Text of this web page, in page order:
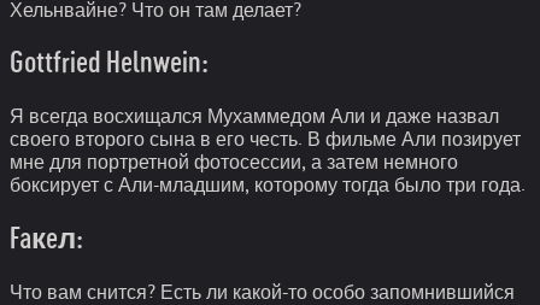
Хельнвайне? Что он там делает?
Gottfried Helnwein:
Я всегда восхищался Мухаммедом Али и даже назвал
своего второго сына в его честь. В фильме Али позирует
мне для портретной фотосессии, а затем немного
боксирует с Али-младшим, которому тогда было три года.
Faкeл:
Что вам снится? Есть ли какой-то особо запомнившийся